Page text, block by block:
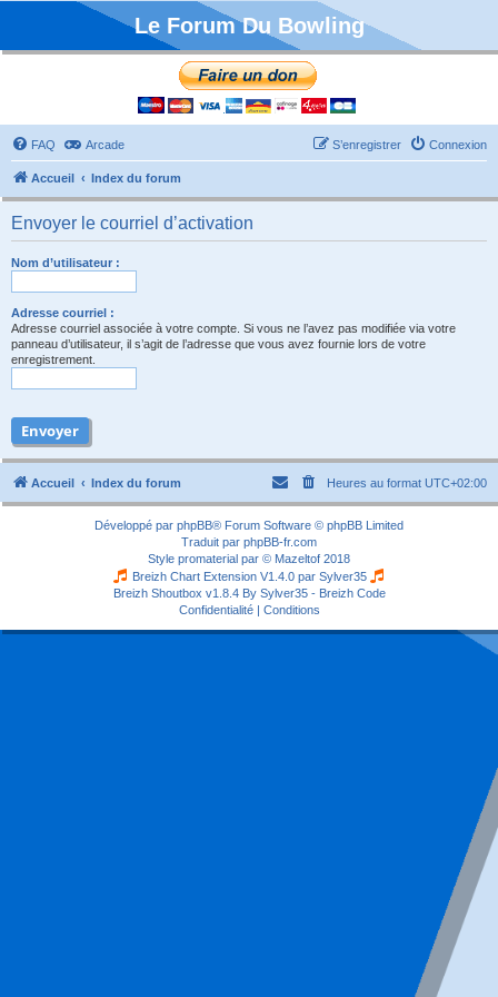
Le Forum Du Bowling
FAQ Arcade Connexion
S’enregistrer
Accueil Index du forum
Envoyer le courriel d’activation
Nom d’utilisateur :
Adresse courriel :
Adresse courriel associée à votre compte. Si vous ne l’avez pas modifiée via votre
panneau d’utilisateur, il s’agit de l’adresse que vous avez fournie lors de votre
enregistrement.
Accueil Index du forum Heures au format UTC+02:00
Développé par phpBB® Forum Software © phpBB Limited
Traduit par phpBB-fr.com
Style promaterial par © Mazeltof 2018
Breizh Chart Extension V1.4.0 par Sylver35
Breizh Shoutbox v1.8.4 By Sylver35 - Breizh Code
Confidentialité| Conditions